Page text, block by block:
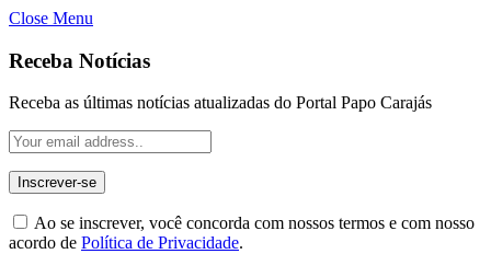
Close Menu
Receba Notícias
Receba as últimas notícias atualizadas do Portal Papo Carajás
Ao se inscrever, você concorda com nossos termos e com nosso
acordo de Política de Privacidade.